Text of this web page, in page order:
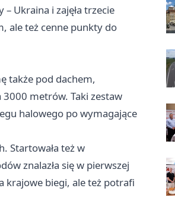
Ukraina i zajęła trzecie
ale też cenne punkty do
także pod dachem,
metrów. Taki zestaw
halowego po wymagające
Startowała też w
znalazła się w pierwszej
krajowe biegi, ale też potrafi